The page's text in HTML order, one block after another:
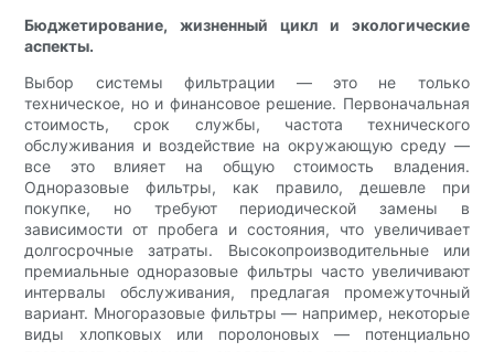
Бюджетирование, жизненный цикл и экологические
аспекты.
Выбор системы фильтрации — это не только
техническое, но и финансовое решение. Первоначальная
стоимость, срок службы, частота технического
обслуживания и воздействие на окружающую среду —
все это влияет на общую стоимость владения.
Одноразовые фильтры, как правило, дешевле при
покупке, но требуют периодической замены в
зависимости от пробега и состояния, что увеличивает
долгосрочные затраты. Высокопроизводительные или
премиальные одноразовые фильтры часто увеличивают
интервалы обслуживания, предлагая промежуточный
вариант. Многоразовые фильтры — например, некоторые
виды хлопковых или поролоновых — потенциально